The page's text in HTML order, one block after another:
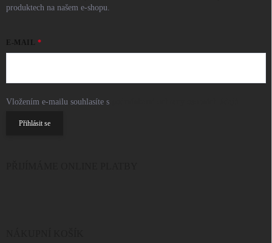
produktech na našem e-shopu.
E-MAIL
Vložením e-mailu souhlasíte s
Přihlásit se